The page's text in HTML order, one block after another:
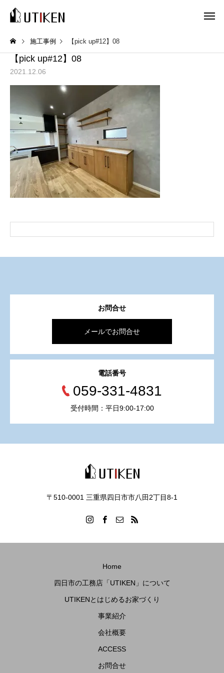
施工事例 【pick up#12】08
【pick up#12】08
2021.12.06
お問合せ
メールでお問合せ
電話番号
059-331-4831
受付時間：平日9:00-17:00
〒510-0001 三重県四日市市八田2丁目8‐1
Home
四日市の工務店「UTIKEN」について
UTIKENとはじめるお家づくり
事業紹介
会社概要
ACCESS
お問合せ